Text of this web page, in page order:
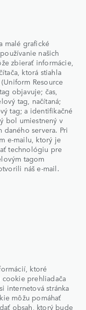
malé grafické
našich
zbierať informácie,
ktorá stiahla
Resource
objavuje; čas,
tag, načítaná;
tag; a identifikačné
bol umiestnený v
servera. Pri
e-mailu, ktorý je
technológiu pre
tagom
náš e-mail.
ktoré
cookie prehliadača
internetová stránka
môžu pomáhať
obsah, ktorý bude